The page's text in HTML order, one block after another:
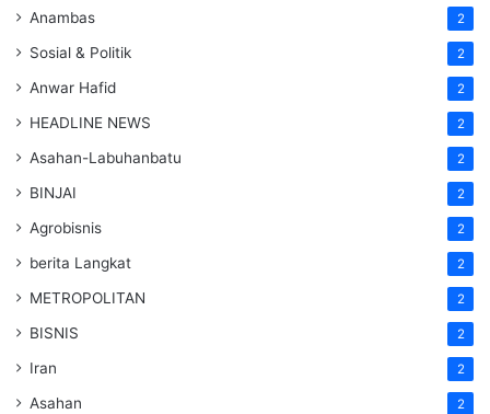
Anambas 2
Sosial & Politik 2
Anwar Hafid 2
HEADLINE NEWS 2
Asahan-Labuhanbatu 2
BINJAI 2
Agrobisnis 2
berita Langkat 2
METROPOLITAN 2
BISNIS 2
Iran 2
Asahan 2